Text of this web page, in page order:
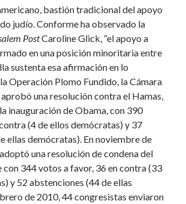
bastión tradicional del apoyo
judío. Conforme ha observado la
PostCaroline Glick, “el apoyo a
en una posición minoritaria entre
sustenta esa afirmación en lo
Operación Plomo Fundido, la Cámara
una resolución contra el Hamas,
inauguración de Obama, con 390
(4 de ellos demócratas) y 37
ellas demócratas). En noviembre de
una resolución de condena del
344 votos a favor, 36 en contra (33
y 52 abstenciones (44 de ellas
de 2010, 44 congresistas enviaron